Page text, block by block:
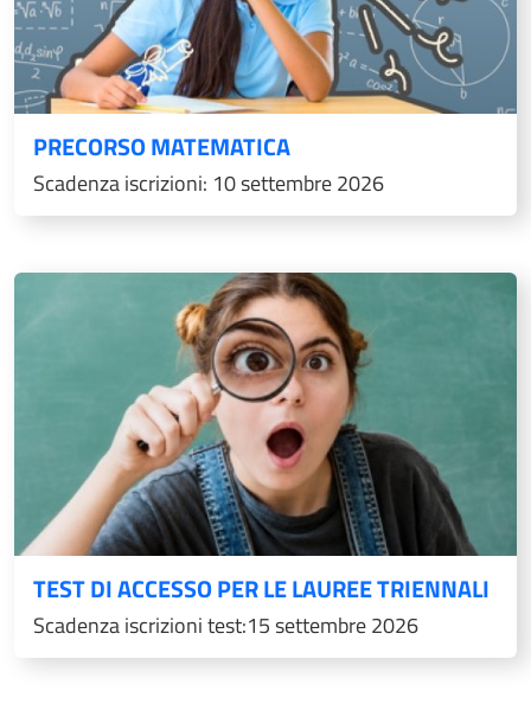
PRECORSO MATEMATICA
Scadenza iscrizioni: 10 settembre 2026
TEST DI ACCESSO PER LE LAUREE TRIENNALI
Scadenza iscrizioni test:15 settembre 2026